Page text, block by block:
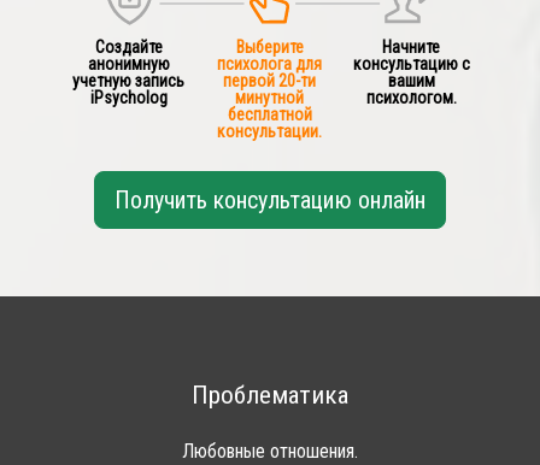
Создайте
анонимную
учетную запись
iPsycholog
Выберите
психолога для
первой 20-ти
минутной
бесплатной
консультации.
Начните
консультацию с
вашим
психологом.
Получить консультацию онлайн
Проблематика
Любовные отношения.